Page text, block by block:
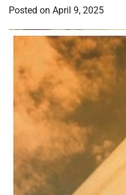
Posted on April 9, 2025